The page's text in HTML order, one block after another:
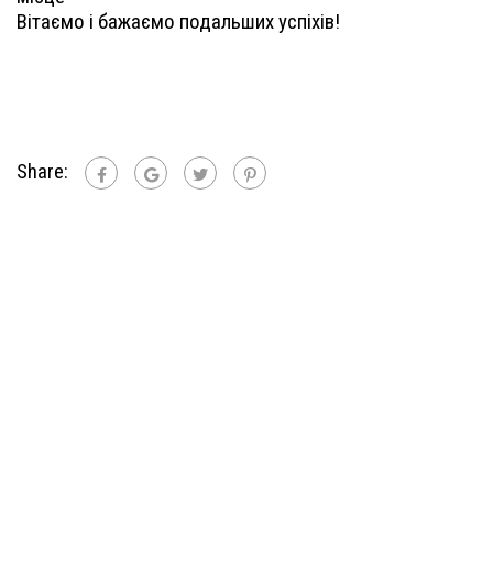
Вітаємо і бажаємо подальших успіхів!
Share: